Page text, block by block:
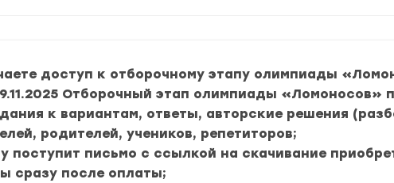
доступ к отборочному этапу олимпиады
Отборочный этап олимпиады «Ломоносов»
к вариантам, ответы, авторские решения
родителей, учеников, репетиторов;
поступит письмо с ссылкой на скачивание
сразу после оплаты;